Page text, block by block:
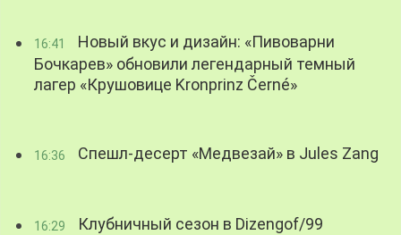
16:41
Новый вкус и дизайн: «Пивоварни
Бочкарев» обновили легендарный темный
лагер «Крушовице Kronprinz Černé»
16:36 Спешл-десерт «Медвезай» в Jules Zang
16:29 Клубничный сезон в Dizengof/99